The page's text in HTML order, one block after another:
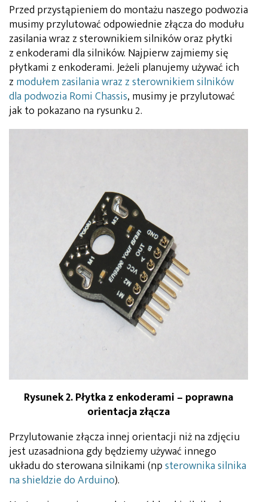
Przed przystąpieniem do montażu naszego podwozia
musimy przylutować odpowiednie złącza do modułu
zasilania wraz z sterownikiem silników oraz płytki
z enkoderami dla silników. Najpierw zajmiemy się
płytkami z enkoderami. Jeżeli planujemy używać ich
z modułem zasilania wraz z sterownikiem silników
dla podwozia Romi Chassis, musimy je przylutować
jak to pokazano na rysunku 2.
Rysunek 2. Płytka z enkoderami – poprawna
orientacja złącza
Przylutowanie złącza innej orientacji niż na zdjęciu
jest uzasadniona gdy będziemy używać innego
układu do sterowana silnikami (npsterownika silnika
na shieldzie do Arduino).